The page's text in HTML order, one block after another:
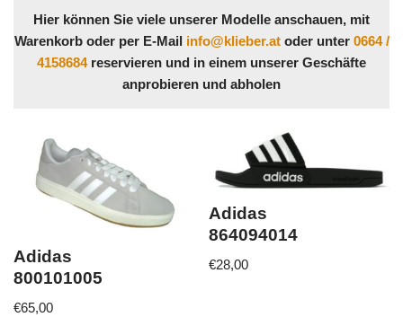
Hier können Sie viele unserer Modelle anschauen, mit
Warenkorb oder per E-Mail info@klieber.atoder unter 0664 /
4158684reservieren und in einem unserer Geschäfte
anprobieren und abholen
Adidas
800101005
€65,00
Adidas
864094014
€28,00